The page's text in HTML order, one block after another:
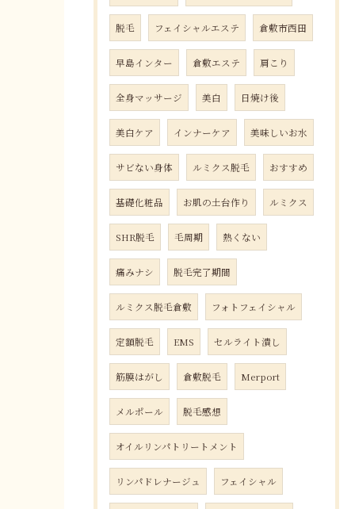
脱毛 フェイシャルエステ 倉敷市西田
早島インター 倉敷エステ 肩こり
全身マッサージ 美白 日焼け後
美白ケア インナーケア 美味しいお水
サビない身体 ルミクス脱毛 おすすめ
基礎化粧品 お肌の土台作り ルミクス
SHR脱毛 毛周期 熱くない
痛みナシ 脱毛完了期間
ルミクス脱毛倉敷 フォトフェイシャル
定額脱毛 EMS セルライト潰し
筋膜はがし 倉敷脱毛 Merport
メルポール 脱毛感想
オイルリンパトリートメント
リンパドレナージュ フェイシャル